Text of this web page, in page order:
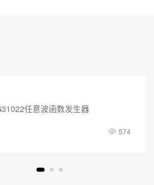
Pro函数/任意波形发生器
882